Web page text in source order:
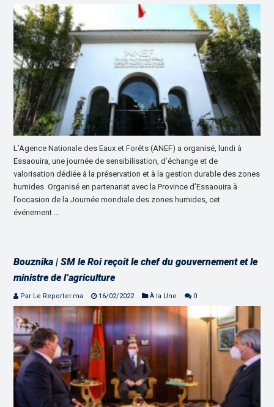
L’Agence Nationale des Eaux et Forêts (ANEF) a organisé, lundi à
Essaouira, une journée de sensibilisation, d’échange et de
valorisation dédiée à la préservation et à la gestion durable des zones
humides. Organisé en partenariat avec la Province d’Essaouira à
l’occasion de la Journée mondiale des zones humides, cet
événement …
Bouznika | SM le Roi reçoit le chef du gouvernement et le
ministre de l’agriculture
Par Le Reporter.ma 16/02/2022 À la Une 0